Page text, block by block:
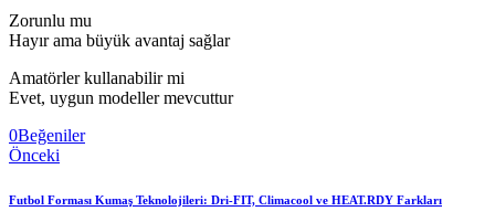
Zorunlu mu
Hayır ama büyük avantaj sağlar
Amatörler kullanabilir mi
Evet, uygun modeller mevcuttur
0BeğenilerTwitter-
Facebook
Share-
Copy
clipboard
Yazı
gezinmesi
Önceki
Futbol Forması Kumaş Teknolojileri: Dri-FIT, Climacool ve HEAT.RDY Farkları